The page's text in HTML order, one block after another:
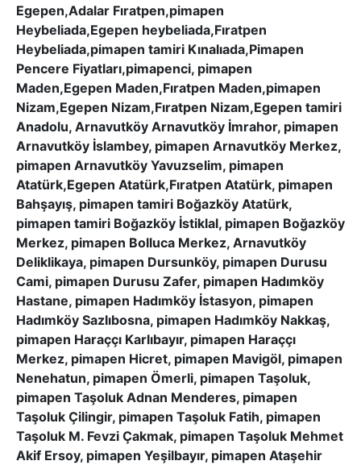
Egepen,Adalar Fıratpen,pimapen
Heybeliada,Egepen heybeliada,Fıratpen
Heybeliada,pimapen tamiri Kınalıada,Pimapen
Pencere Fiyatları,pimapenci, pimapen
Maden,Egepen Maden,Fıratpen Maden,pimapen
Nizam,Egepen Nizam,Fıratpen Nizam,Egepen tamiri
Anadolu, Arnavutköy Arnavutköy İmrahor, pimapen
Arnavutköy İslambey, pimapen Arnavutköy Merkez,
pimapen Arnavutköy Yavuzselim, pimapen
Atatürk,Egepen Atatürk,Fıratpen Atatürk, pimapen
Bahşayış, pimapen tamiri Boğazköy Atatürk,
pimapen tamiri Boğazköy İstiklal, pimapen Boğazköy
Merkez, pimapen Bolluca Merkez, Arnavutköy
Deliklikaya, pimapen Dursunköy, pimapen Durusu
Cami, pimapen Durusu Zafer, pimapen Hadımköy
Hastane, pimapen Hadımköy İstasyon, pimapen
Hadımköy Sazlıbosna, pimapen Hadımköy Nakkaş,
pimapen Haraççı Karlıbayır, pimapen Haraççı
Merkez, pimapen Hicret, pimapen Mavigöl, pimapen
Nenehatun, pimapen Ömerli, pimapen Taşoluk,
pimapen Taşoluk Adnan Menderes, pimapen
Taşoluk Çilingir, pimapen Taşoluk Fatih, pimapen
Taşoluk M. Fevzi Çakmak, pimapen Taşoluk Mehmet
Akif Ersoy, pimapen Yeşilbayır, pimapen Ataşehir